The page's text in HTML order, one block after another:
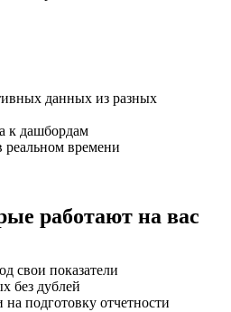
данных из разных
к дашбордам
реальном времени
работают на вас
свои показатели
без дублей
подготовку отчетности